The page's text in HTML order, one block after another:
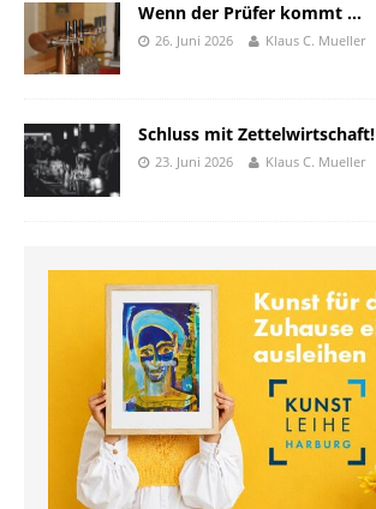
Wenn der Prüfer kommt …
26. Juni 2026 Klaus C. Mueller
Schluss mit Zettelwirtschaft!
23. Juni 2026 Klaus C. Mueller